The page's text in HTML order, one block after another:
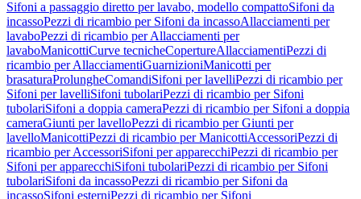
Sifoni a passaggio diretto per lavabo, modello compattoSifoni da
incassoPezzi di ricambio per Sifoni da incassoAllacciamenti per
lavaboPezzi di ricambio per Allacciamenti per
lavaboManicottiCurve tecnicheCopertureAllacciamentiPezzi di
ricambio per AllacciamentiGuarnizioniManicotti per
brasaturaProlungheComandiSifoni per lavelliPezzi di ricambio per
Sifoni per lavelliSifoni tubolariPezzi di ricambio per Sifoni
tubolariSifoni a doppia cameraPezzi di ricambio per Sifoni a doppia
cameraGiunti per lavelloPezzi di ricambio per Giunti per
lavelloManicottiPezzi di ricambio per ManicottiAccessoriPezzi di
ricambio per AccessoriSifoni per apparecchiPezzi di ricambio per
Sifoni per apparecchiSifoni tubolariPezzi di ricambio per Sifoni
tubolariSifoni da incassoPezzi di ricambio per Sifoni da
incassoSifoni esterniPezzi di ricambio per Sifoni